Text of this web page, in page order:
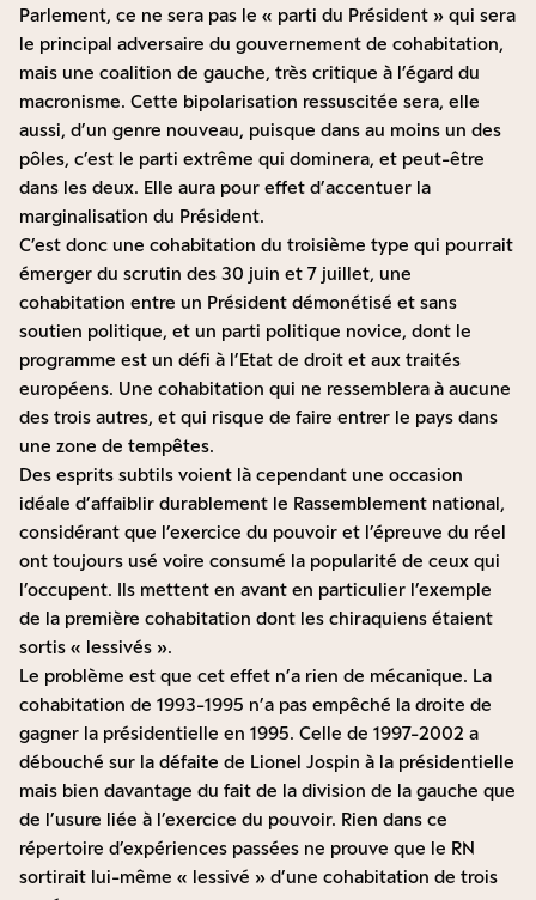
Parlement, ce ne sera pas le « parti du Président » qui sera
le principal adversaire du gouvernement de cohabitation,
mais une coalition de gauche, très critique à l’égard du
macronisme. Cette bipolarisation ressuscitée sera, elle
aussi, d’un genre nouveau, puisque dans au moins un des
pôles, c’est le parti extrême qui dominera, et peut-être
dans les deux. Elle aura pour effet d’accentuer la
marginalisation du Président.
C’est donc une cohabitation du troisième type qui pourrait
émerger du scrutin des 30 juin et 7 juillet, une
cohabitation entre un Président démonétisé et sans
soutien politique, et un parti politique novice, dont le
programme est un défi à l’Etat de droit et aux traités
européens. Une cohabitation qui ne ressemblera à aucune
des trois autres, et qui risque de faire entrer le pays dans
une zone de tempêtes.
Des esprits subtils voient là cependant une occasion
idéale d’affaiblir durablement le Rassemblement national,
considérant que l’exercice du pouvoir et l’épreuve du réel
ont toujours usé voire consumé la popularité de ceux qui
l’occupent. Ils mettent en avant en particulier l’exemple
de la première cohabitation dont les chiraquiens étaient
sortis « lessivés ».
Le problème est que cet effet n’a rien de mécanique. La
cohabitation de 1993-1995 n’a pas empêché la droite de
gagner la présidentielle en 1995. Celle de 1997-2002 a
débouché sur la défaite de Lionel Jospin à la présidentielle
mais bien davantage du fait de la division de la gauche que
de l’usure liée à l’exercice du pouvoir. Rien dans ce
répertoire d’expériences passées ne prouve que le RN
sortirait lui-même « lessivé » d’une cohabitation de trois